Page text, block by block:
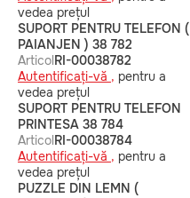
vedea prețul
SUPORT PENTRU TELEFON (
PAIANJEN ) 38 782
ArticolRI-00038782
Autentificați-vă , pentru a
vedea prețul
SUPORT PENTRU TELEFON
PRINTESA 38 784
ArticolRI-00038784
Autentificați-vă , pentru a
vedea prețul
PUZZLE DIN LEMN (